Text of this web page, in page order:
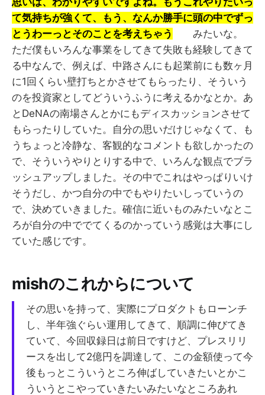
て気持ちが強くて、もう、なんか勝手に頭の中でずっ
とうわーっとそのことを考えちゃう
みたいな。
ただ僕もいろんな事業をしてきて失敗も経験してきて
る中なんで、例えば、中路さんにも起業前にも数ヶ月
に1回くらい壁打ちとかさせてもらったり、そういう
のを投資家としてどういうふうに考えるかなとか。あ
とDeNAの南場さんとかにもディスカッションさせて
もらったりしていた。自分の思いだけじゃなくて、も
うちょっと冷静な、客観的なコメントも欲しかったの
で、そういうやりとりする中で、いろんな観点でブラ
ッシュアップしました。その中でこれはやっぱりいけ
そうだし、かつ自分の中でもやりたいしっていうの
で、決めていきました。確信に近いものみたいなとこ
ろが自分の中ででてくるのかっていう感覚は大事にし
ていた感じです。
mishのこれからについて
その思いを持って、実際にプロダクトもローンチ
し、半年強ぐらい運用してきて、順調に伸びてき
ていて、今回収録日は前日ですけど、プレスリリ
ースを出して2億円を調達して、この金額使って今
後もっとこういうところ伸ばしていきたいとかこ
ういうとこやっていきたいみたいなところあれ